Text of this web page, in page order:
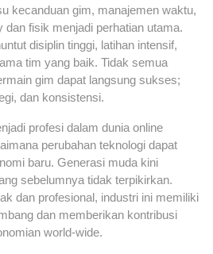
kecanduan gim, manajemen waktu,
dan fisik menjadi perhatian utama.
disiplin tinggi, latihan intensif,
tim yang baik. Tidak semua
gim dapat langsung sukses;
dan konsistensi.
profesi dalam dunia online
perubahan teknologi dapat
baru. Generasi muda kini
sebelumnya tidak terpikirkan.
dan profesional, industri ini memiliki
dan memberikan kontribusi
world-wide.